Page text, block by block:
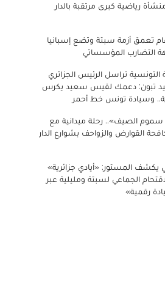
رياضية كبرى مرتقبة بالدار
تعمق أزمة سبتة وتضع إسبانيا
التضارب المؤسساتي
التونسية تراسل الرئيس الجزائري
تبون: دعمك لقيس سعيد يكرس
وسيادة تونس خط أحمر
الصيف».. رحلة ميدانية مع
القوارض والزواحف بشوارع الدار
يكشف المستور: «أيادي جزائرية»
الجماعي لسبتة ومليلية عبر
رقمية»